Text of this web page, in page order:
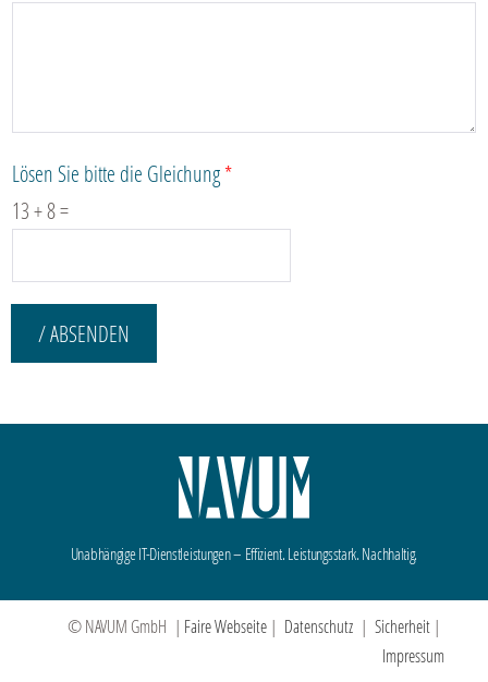
Lösen Sie bitte die Gleichung*
13+8=
/ ABSENDEN
Unabhängige IT-Dienstleistungen – Effizient. Leistungsstark. Nachhaltig.
© NAVUM GmbH | Faire Webseite | Datenschutz | Sicherheit |
Impressum